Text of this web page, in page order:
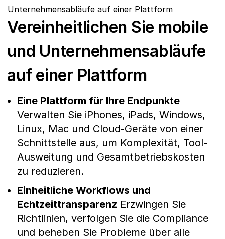
Vereinheitlichen Sie mobile
und Unternehmensabläufe
auf einer Plattform
Eine Plattform für Ihre Endpunkte
Verwalten Sie iPhones, iPads, Windows,
Linux, Mac und Cloud-Geräte von einer
Schnittstelle aus, um Komplexität, Tool-
Ausweitung und Gesamtbetriebskosten
zu reduzieren.
Einheitliche Workflows und
Echtzeittransparenz Erzwingen Sie
Richtlinien, verfolgen Sie die Compliance
und beheben Sie Probleme über alle